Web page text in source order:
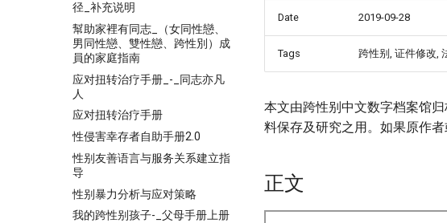
径_补充说明
幫助家裡有同志_（女同性戀、
男同性戀、雙性戀、跨性別）成
員的家庭指南
应对扭转治疗手册_-_同志亦凡
人
应对扭转治疗手册
性侵害幸存者自助手册2.0
性别友善语言与服务关系建立指
导
性别暴力分析与应对策略
我的跨性别孩子-_父母手册上册
Date 2019-09-28
Tags 跨性别, 证件修改,
本文由跨性别中文数字档案馆
料保存及研究之用。如果原作
正文